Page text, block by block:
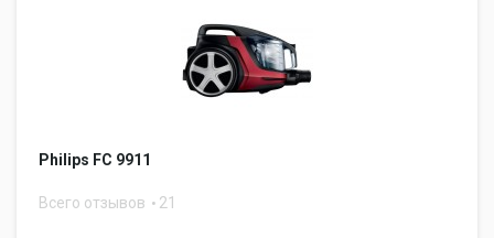
Philips FC 9911
Всего отзывов 21